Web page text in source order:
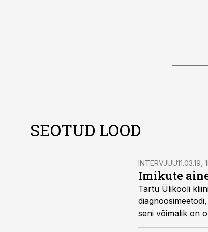
SEOTUD LOOD
INTERVJUU11.03.19,
Imikute
Tartu Ülikooli
seni võimalik on